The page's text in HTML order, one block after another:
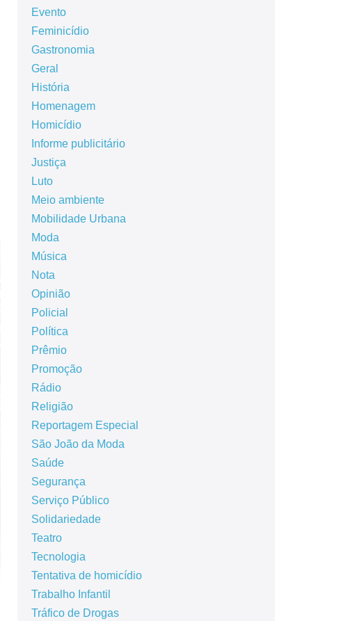
Evento
Feminicídio
Gastronomia
Geral
História
Homenagem
Homicídio
Informe publicitário
Justiça
Luto
Meio ambiente
Mobilidade Urbana
Moda
Música
Nota
Opinião
Policial
Política
Prêmio
Promoção
Rádio
Religião
Reportagem Especial
São João da Moda
Saúde
Segurança
Serviço Público
Solidariedade
Teatro
Tecnologia
Tentativa de homicídio
Trabalho Infantil
Tráfico de Drogas